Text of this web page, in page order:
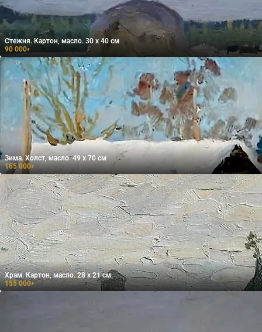
Стежня. Картон, масло. 30 х 40 см
90 000₽
Зима. Холст, масло. 49 х 70 см
165 000₽
Храм. Картон, масло. 28 х 21 см.
155 000₽